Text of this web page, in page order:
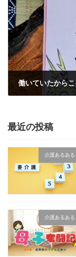
働いていたから
最近の投稿
介護あるある
介護あるある